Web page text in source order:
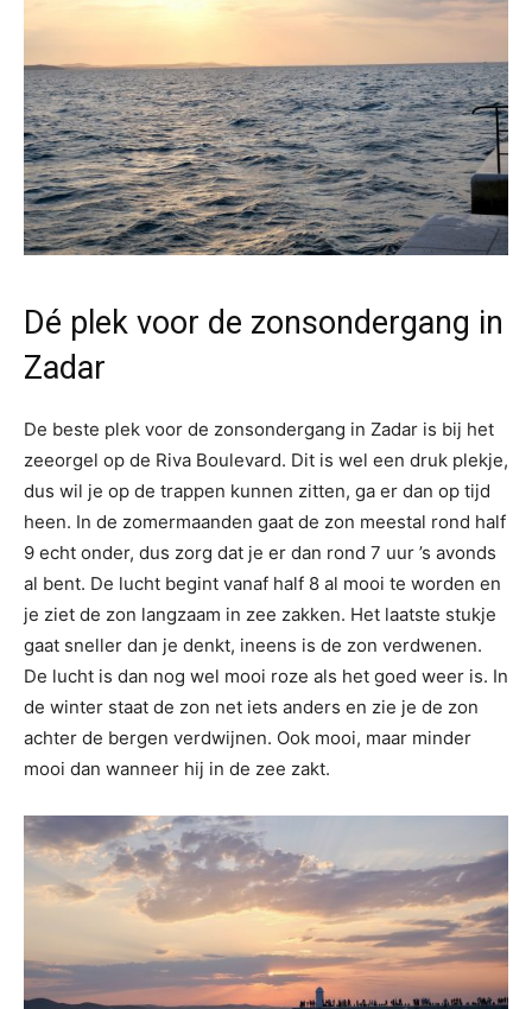
Dé plek voor de zonsondergang in
Zadar
De beste plek voor de zonsondergang in Zadar is bij het
zeeorgel op de Riva Boulevard. Dit is wel een druk plekje,
dus wil je op de trappen kunnen zitten, ga er dan op tijd
heen. In de zomermaanden gaat de zon meestal rond half
9 echt onder, dus zorg dat je er dan rond 7 uur ’s avonds
al bent. De lucht begint vanaf half 8 al mooi te worden en
je ziet de zon langzaam in zee zakken. Het laatste stukje
gaat sneller dan je denkt, ineens is de zon verdwenen.
De lucht is dan nog wel mooi roze als het goed weer is. In
de winter staat de zon net iets anders en zie je de zon
achter de bergen verdwijnen. Ook mooi, maar minder
mooi dan wanneer hij in de zee zakt.